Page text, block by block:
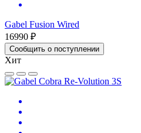
Gabel Fusion Wired
16990 ₽
Сообщить о поступлении
Хит